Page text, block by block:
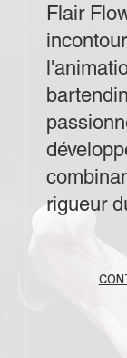
Flair
rigueur